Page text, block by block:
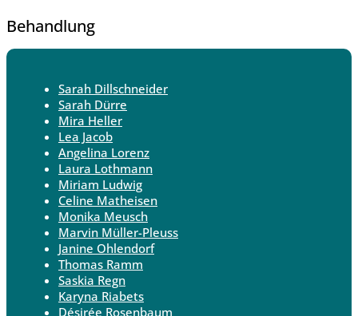
Behandlung
Sarah Dillschneider
Sarah Dürre
Mira Heller
Lea Jacob
Angelina Lorenz
Laura Lothmann
Miriam Ludwig
Celine Matheisen
Monika Meusch
Marvin Müller-Pleuss
Janine Ohlendorf
Thomas Ramm
Saskia Regn
Karyna Riabets
Désirée Rosenbaum